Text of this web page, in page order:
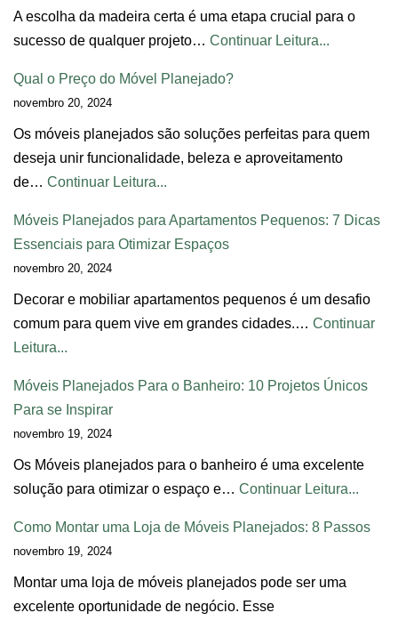
A escolha da madeira certa é uma etapa crucial para o
sucesso de qualquer projeto… Continuar Leitura...
Qual o Preço do Móvel Planejado?
novembro 20, 2024
Os móveis planejados são soluções perfeitas para quem
deseja unir funcionalidade, beleza e aproveitamento
de… Continuar Leitura...
Móveis Planejados para Apartamentos Pequenos: 7 Dicas
Essenciais para Otimizar Espaços
novembro 20, 2024
Decorar e mobiliar apartamentos pequenos é um desafio
comum para quem vive em grandes cidades.… Continuar
Leitura...
Móveis Planejados Para o Banheiro: 10 Projetos Únicos
Para se Inspirar
novembro 19, 2024
Os Móveis planejados para o banheiro é uma excelente
solução para otimizar o espaço e… Continuar Leitura...
Como Montar uma Loja de Móveis Planejados: 8 Passos
novembro 19, 2024
Montar uma loja de móveis planejados pode ser uma
excelente oportunidade de negócio. Esse